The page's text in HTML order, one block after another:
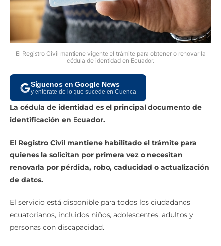
El Registro Civil mantiene vigente el trámite para obtener o renovar la
cédula de identidad en Ecuador.
Síguenos en Google News
y entérate de lo que sucede en Cuenca
La cédula de identidad es el principal documento de
identificación en Ecuador.
El Registro Civil mantiene habilitado el trámite para
quienes la solicitan por primera vez o necesitan
renovarla por pérdida, robo, caducidad o actualización
de datos.
El servicio está disponible para todos los ciudadanos
ecuatorianos, incluidos niños, adolescentes, adultos y
personas con discapacidad.